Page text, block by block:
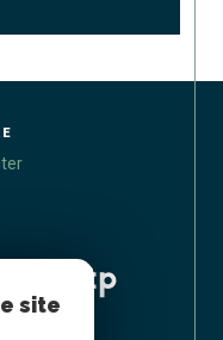
site